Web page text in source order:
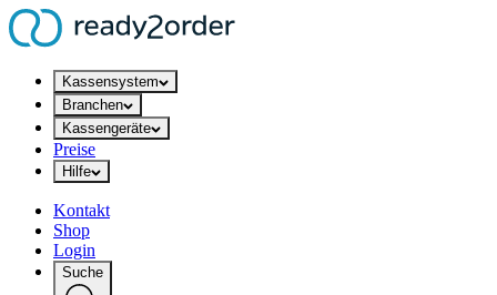
Kassensystem
Branchen
Kassengeräte
Preise
Hilfe
Kontakt
Shop
Login
Suche